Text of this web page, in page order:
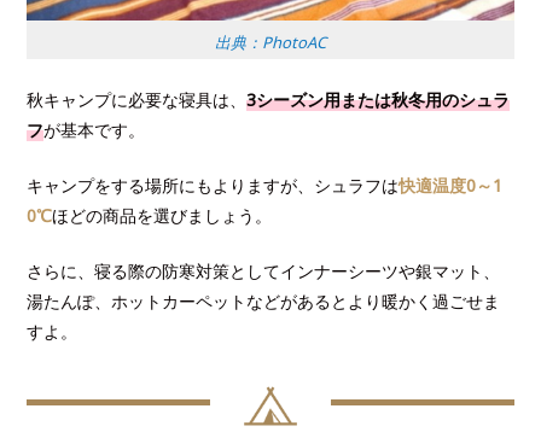
出典：PhotoAC
秋キャンプに必要な寝具は、3シーズン用または秋冬用のシュラ
フが基本です。
キャンプをする場所にもよりますが、シュラフは快適温度0～1
0℃ほどの商品を選びましょう。
さらに、寝る際の防寒対策としてインナーシーツや銀マット、
湯たんぽ、ホットカーペットなどがあるとより暖かく過ごせま
すよ。